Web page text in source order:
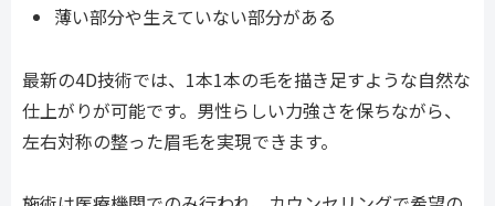
薄い部分や生えていない部分がある
最新の4D技術では、1本1本の毛を描き足すような自然な
仕上がりが可能です。男性らしい力強さを保ちながら、
左右対称の整った眉毛を実現できます。